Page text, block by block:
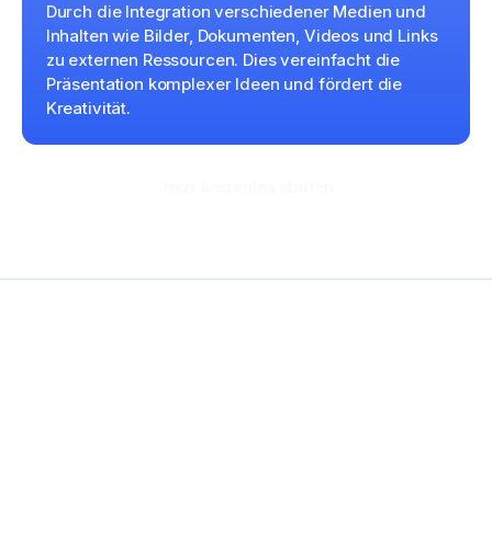
Durch die Integration verschiedener Medien und
Inhalten wie Bilder, Dokumenten, Videos und Links
zu externen Ressourcen. Dies vereinfacht die
Präsentation komplexer Ideen und fördert die
Kreativität.